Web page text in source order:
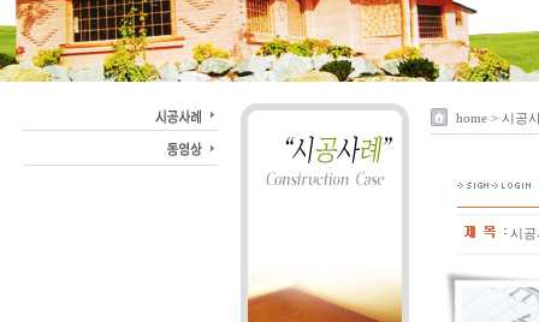
home > 시공
시공